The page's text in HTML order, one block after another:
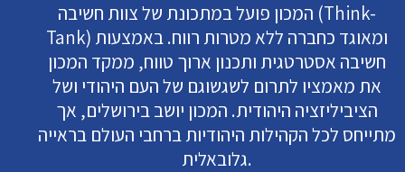
המכון פועל במתכונת של צוות חשיבה (Think-
Tank) ומאוגד כחברה ללא מטרות רווח. באמצעות
חשיבה אסטרטגית ותכנון ארוך טווח, ממקד המכון
את מאמציו לתרום לשגשוגם של העם היהודי ושל
הציביליזציה היהודית. המכון יושב בירושלים, אך
מתייחס לכל הקהילות היהודיות ברחבי העולם בראייה
גלובאלית.